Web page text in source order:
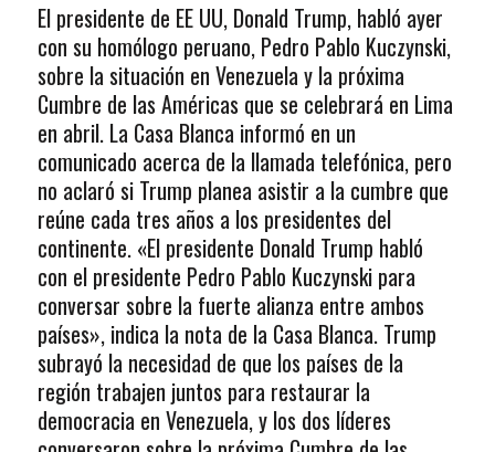
El presidente de EE UU, Donald Trump, habló ayer
con su homólogo peruano, Pedro Pablo Kuczynski,
sobre la situación en Venezuela y la próxima
Cumbre de las Américas que se celebrará en Lima
en abril. La Casa Blanca informó en un
comunicado acerca de la llamada telefónica, pero
no aclaró si Trump planea asistir a la cumbre que
reúne cada tres años a los presidentes del
continente. «El presidente Donald Trump habló
con el presidente Pedro Pablo Kuczynski para
conversar sobre la fuerte alianza entre ambos
países», indica la nota de la Casa Blanca. Trump
subrayó la necesidad de que los países de la
región trabajen juntos para restaurar la
democracia en Venezuela, y los dos líderes